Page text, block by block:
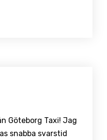
Göteborg Taxi! Jag
snabba svarstid